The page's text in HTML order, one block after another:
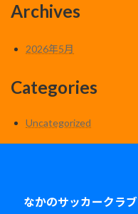
Archives
2026年5月
Categories
Uncategorized
なかのサッカークラブ